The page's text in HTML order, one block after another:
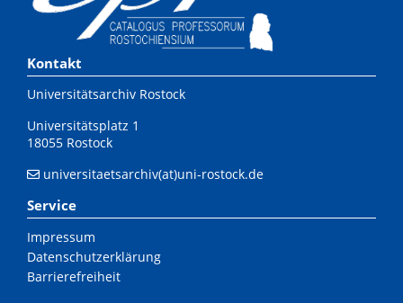
Kontakt
Universitätsarchiv Rostock
Universitätsplatz 1
18055 Rostock
universitaetsarchiv(at)uni-rostock.de
Service
Impressum
Datenschutzerklärung
Barrierefreiheit